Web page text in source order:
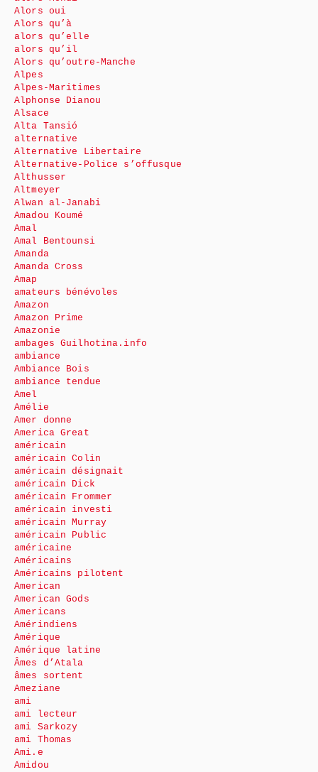
Alors oui
Alors qu’à
alors qu’elle
alors qu’il
Alors qu’outre-Manche
Alpes
Alpes-Maritimes
Alphonse Dianou
Alsace
Alta Tansió
alternative
Alternative Libertaire
Alternative-Police s’offusque
Althusser
Altmeyer
Alwan al-Janabi
Amadou Koumé
Amal
Amal Bentounsi
Amanda
Amanda Cross
Amap
amateurs bénévoles
Amazon
Amazon Prime
Amazonie
ambages Guilhotina.info
ambiance
Ambiance Bois
ambiance tendue
Amel
Amélie
Amer donne
America Great
américain
américain Colin
américain désignait
américain Dick
américain Frommer
américain investi
américain Murray
américain Public
américaine
Américains
Américains pilotent
American
American Gods
Americans
Amérindiens
Amérique
Amérique latine
Âmes d’Atala
âmes sortent
Ameziane
ami
ami lecteur
ami Sarkozy
ami Thomas
Ami.e
Amidou